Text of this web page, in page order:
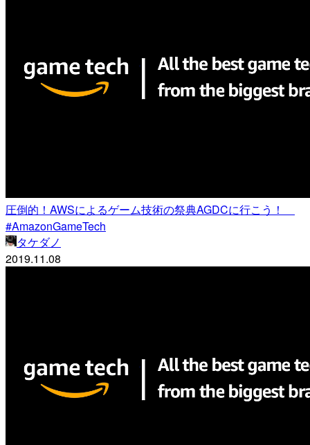
圧倒的！AWSによるゲーム技術の祭典AGDCに行こう！
#AmazonGameTech
タケダノ
2019.11.08